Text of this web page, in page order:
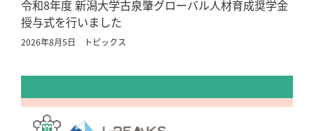
令和8年度 新潟大学古泉肇グローバル人材育成奨学金
授与式を行いました
2026年8月5日 トピックス